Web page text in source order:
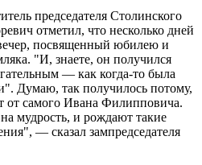
председателя Столинского
отметил, что несколько дней
посвященный юбилею и
"И, знаете, он получился
— как когда-то была
Думаю, так получилось потому,
от самого Ивана Филипповича.
мудрость, и рождают такие
— сказал зампредседателя